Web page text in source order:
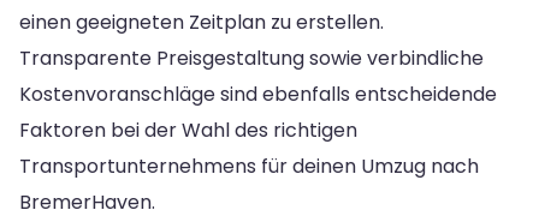
einen geeigneten Zeitplan zu erstellen.
Transparente Preisgestaltung sowie verbindliche
Kostenvoranschläge sind ebenfalls entscheidende
Faktoren bei der Wahl des richtigen
Transportunternehmens für deinen Umzug nach
Bremer­Haven.